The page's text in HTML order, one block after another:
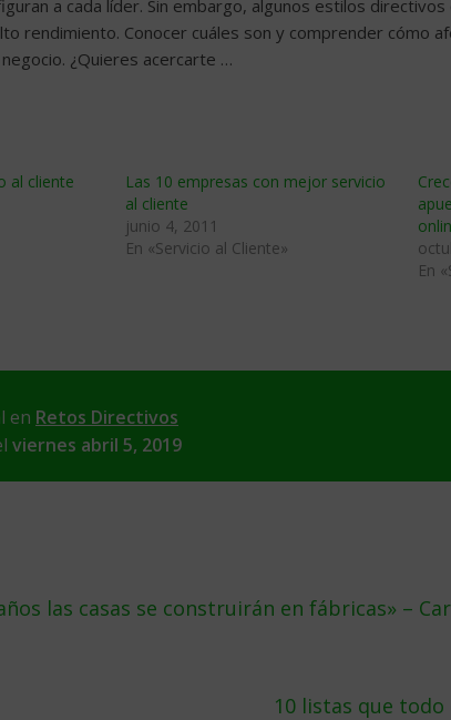
a cada líder. Sin embargo, algunos estilos
rendimiento. Conocer cuáles son y comprender cómo
¿Quieres acercarte …
al cliente
Las 10 empresas con mejor servicio
al cliente
junio 4, 2011
En «Servicio al Cliente»
En
en Retos Directivos
viernes abril 5, 2019
las casas se construirán en fábricas» –
10 listas que